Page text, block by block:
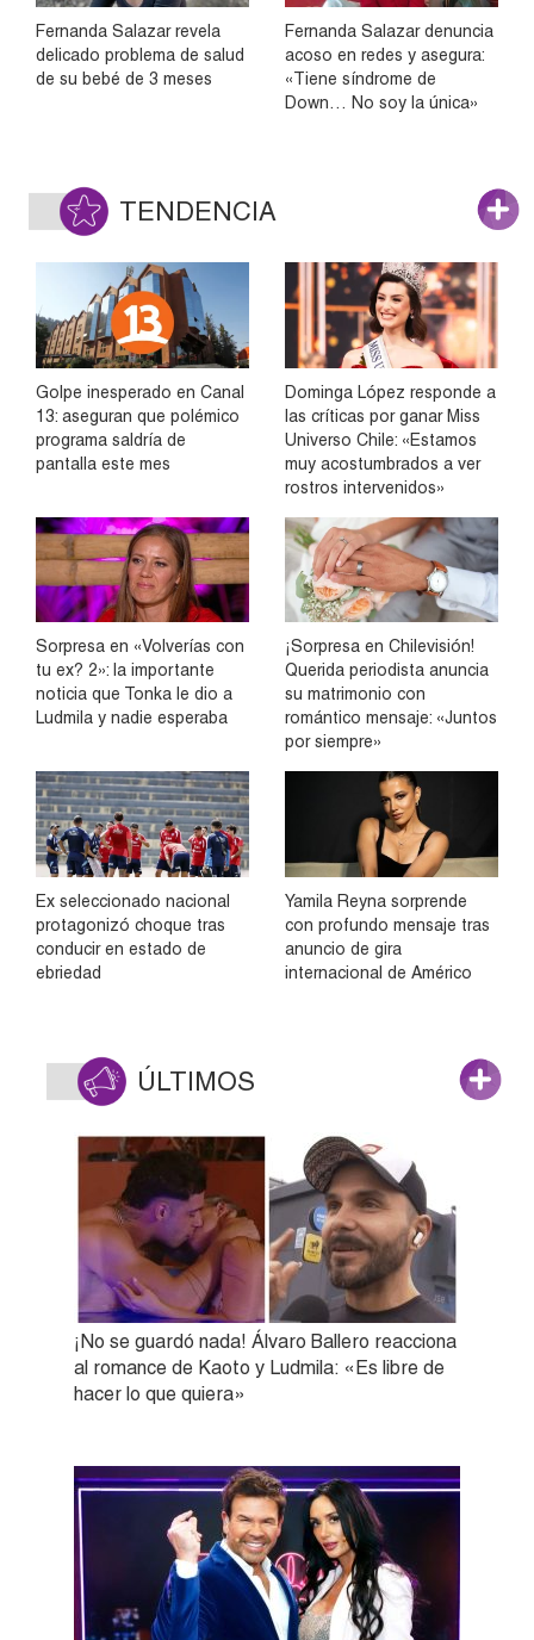
Fernanda Salazar revela
delicado problema de salud
de su bebé de 3 meses
Fernanda Salazar denuncia
acoso en redes y asegura:
«Tiene síndrome de
Down… No soy la única»
TENDENCIA
Golpe inesperado en Canal
13: aseguran que polémico
programa saldría de
pantalla este mes
Dominga López responde a
las críticas por ganar Miss
Universo Chile: «Estamos
muy acostumbrados a ver
rostros intervenidos»
Sorpresa en «Volverías con
tu ex? 2»: la importante
noticia que Tonka le dio a
Ludmila y nadie esperaba
¡Sorpresa en Chilevisión!
Querida periodista anuncia
su matrimonio con
romántico mensaje: «Juntos
por siempre»
Ex seleccionado nacional
protagonizó choque tras
conducir en estado de
ebriedad
Yamila Reyna sorprende
con profundo mensaje tras
anuncio de gira
internacional de Américo
ÚLTIMOS
¡No se guardó nada! Álvaro Ballero reacciona
al romance de Kaoto y Ludmila: «Es libre de
hacer lo que quiera»